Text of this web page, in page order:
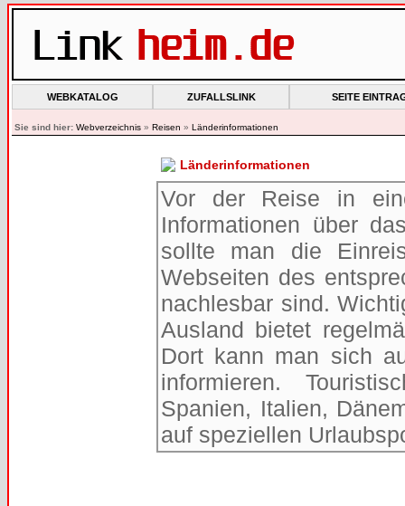
WEBKATALOG ZUFALLSLINK SEITE
Sie sind hier: Webverzeichnis » Reisen » Länderinformationen
Länderinformationen
Vor der Reise in
Informationen über
sollte man die
Webseiten des
nachlesbar sind.
Ausland bietet
Dort kann man sich
informieren.
Spanien, Italien,
auf speziellen